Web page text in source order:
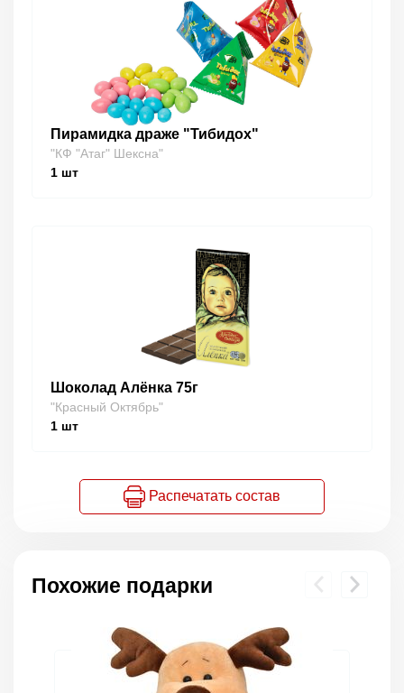
Пирамидка драже "Тибидох"
"КФ "Атаг" Шексна"
1 шт
Шоколад Алёнка 75г
"Красный Октябрь"
1 шт
Распечатать состав
Похожие подарки